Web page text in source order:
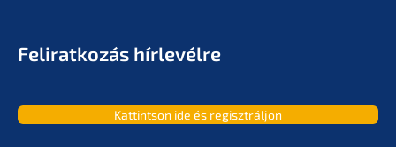
Feliratko­zás hírlevélre
Kattint­son ide és regisztráljon